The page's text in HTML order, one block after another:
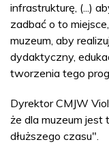
infrastrukturę, (...)
zadbać o to
muzeum, aby
dydaktyczny,
tworzenia tego
Dyrektor CMJW
że dla muzeum jest
dłuższego czasu".